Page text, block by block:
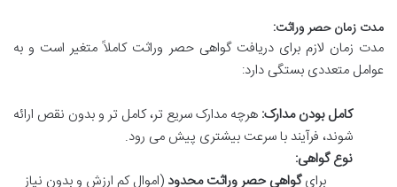
مدت زمان حصر وراثت:
مدت زمان لازم برای دریافت گواهی حصر وراثت کاملاً متغیر است و به
عوامل متعددی بستگی دارد:
کامل بودن مدارک: هرچه مدارک سریع تر، کامل تر و بدون نقص ارائه
شوند، فرآیند با سرعت بیشتری پیش می رود.
نوع گواهی:
برایگواهی حصر وراثت محدود (اموال کم ارزش و بدون نیاز